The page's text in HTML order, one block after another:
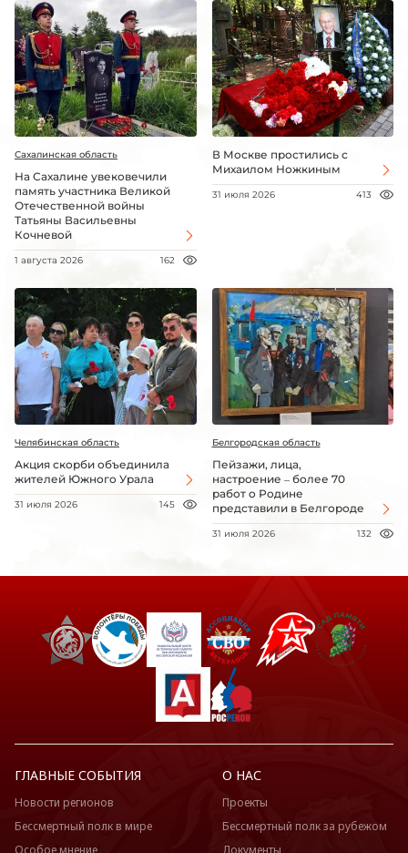
Сахалинская область
На Сахалине увековечили
память участника Великой
Отечественной войны
Татьяны Васильевны
Кочневой
1 августа 2026 162
В Москве простились с
Михаилом Ножкиным
31 июля 2026 413
Челябинская область
Акция скорби объединила
жителей Южного Урала
31 июля 2026 145
Белгородская область
Пейзажи, лица,
настроение – более 70
работ о Родине
представили в Белгороде
31 июля 2026 132
ГЛАВНЫЕ СОБЫТИЯ
Новости регионов
Бессмертный полк в мире
Особое мнение
О НАС
Проекты
Бессмертный полк за рубежом
Документы